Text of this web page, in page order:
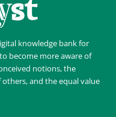
knowledge bank for
become more aware of
notions, the
others, and the equal value